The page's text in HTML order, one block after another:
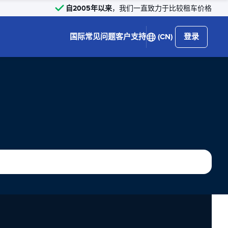
自2005年以来，我们一直致力于比较租车价格
国际常见问题客户支持 (CN) 登录